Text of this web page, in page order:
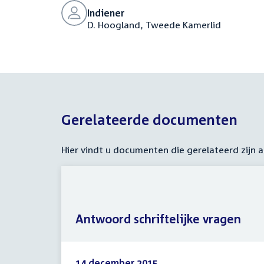
Indiener
D. Hoogland, Tweede Kamerlid
Gerelateerde documenten
Hier vindt u documenten die gerelateerd zijn
Antwoord schriftelijke vragen